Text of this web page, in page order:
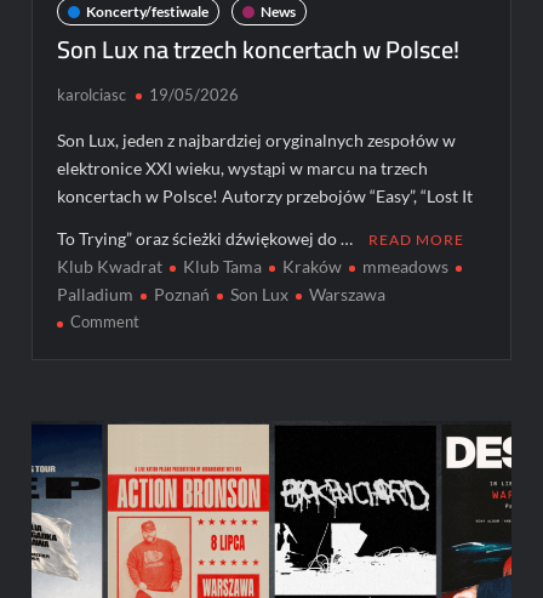
Koncerty/festiwale News
Son Lux na trzech koncertach w Polsce!
karolciasc 19/05/2026
Son Lux, jeden z najbardziej oryginalnych zespołów w
elektronice XXI wieku, wystąpi w marcu na trzech
koncertach w Polsce! Autorzy przebojów “Easy”, “Lost It
To Trying” oraz ścieżki dźwiękowej do … READ MORE
Klub Kwadrat Klub Tama Kraków
mmeadows
Palladium
Poznań Son Lux Warszawa
Commenton
trzech
w
Polsce!